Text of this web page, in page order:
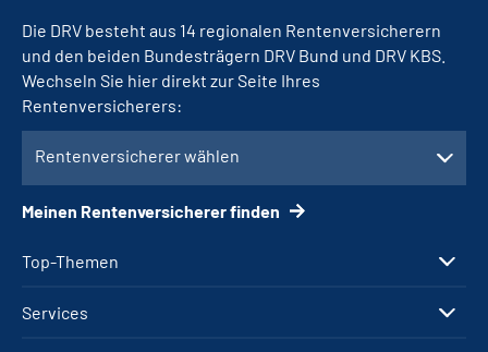
Top-Themen
Services
Die DRV besteht aus 14 regionalen Rentenversicherern
und den beiden Bundesträgern DRV Bund und DRV KBS.
Wechseln Sie hier direkt zur Seite Ihres
Rentenversicherers:
Rentenversicherer wählen
Meinen Rentenversicherer finden